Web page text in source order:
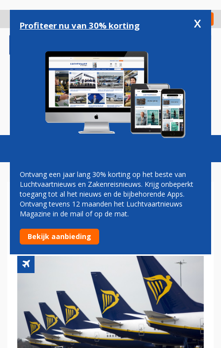
gaan
Check in
Magazine Podcasts Vacatures
RYANAIR: ROLKOFFER NIET
MEER GRATIS ALS
HANDBAGAGE
Profiteer nu van 30% korting x
Ontvang een jaar lang 30% korting op het beste van
Luchtvaartnieuws en Zakenreisnieuws. Krijg onbeperkt
toegang tot al het nieuws en de bijbehorende Apps.
Ontvang tevens 12 maanden het Luchtvaartnieuws
Magazine in de mail of op de mat.
Bekijk aanbieding